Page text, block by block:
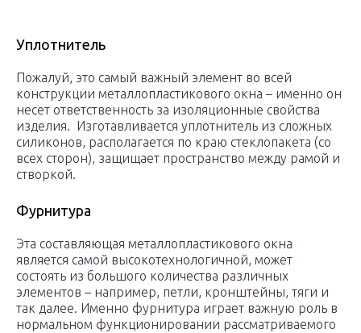
Уплотнитель
Пожалуй, это самый важный элемент во всей
конструкции металлопластикового окна – именно он
несет ответственность за изоляционные свойства
изделия. Изготавливается уплотнитель из сложных
силиконов, располагается по краю стеклопакета (со
всех сторон), защищает пространство между рамой и
створкой.
Фурнитура
Эта составляющая металлопластикового окна
является самой высокотехнологичной, может
состоять из большого количества различных
элементов – например, петли, кронштейны, тяги и
так далее. Именно фурнитура играет важную роль в
нормальном функционировании рассматриваемого